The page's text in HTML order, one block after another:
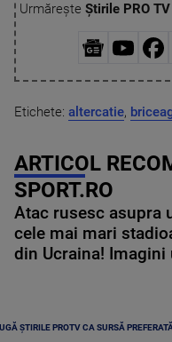
Urmărește Știrile PRO TV
Etichete: altercatie,
ARTICOL
SPORT.RO
Atac rusesc asupra
cele mai mari
din Ucraina! Imagini
ȘTIRILE PROTV CA SURSĂ PREFERATĂ